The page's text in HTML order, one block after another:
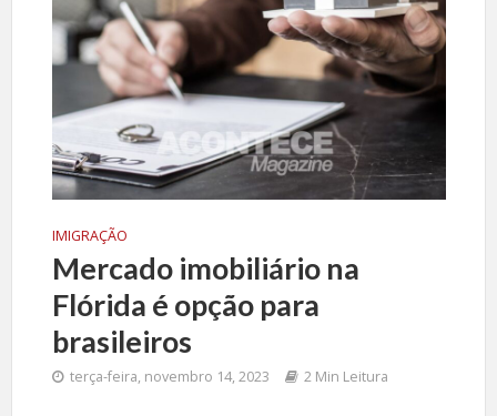
IMIGRAÇÃO
Mercado imobiliário na
Flórida é opção para
brasileiros
terça-feira, novembro 14, 2023 2 Min Leitura